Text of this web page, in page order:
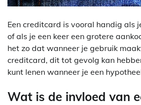
Een creditcard is vooral handig als
of als je een keer een grotere
het zo dat wanneer je gebruik
creditcard, dit tot gevolg kan
kunt lenen wanneer je een
Wat is de invloed van